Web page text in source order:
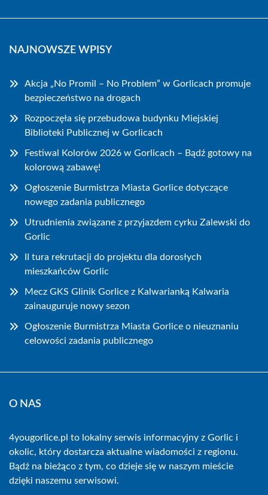
NAJNOWSZE WPISY
Akcja „No Promil – No Problem” w Gorlicach promuje
bezpieczeństwo na drogach
Rozpoczęła się przebudowa budynku Miejskiej
Biblioteki Publicznej w Gorlicach
Festiwal Kolorów 2026 w Gorlicach – Bądź gotowy na
kolorową zabawę!
Ogłoszenie Burmistrza Miasta Gorlice dotyczące
nowego zadania publicznego
Utrudnienia związane z przyjazdem cyrku Zalewski do
Gorlic
II tura rekrutacji do projektu dla dorosłych
mieszkańców Gorlic
Mecz GKS Glinik Gorlice z Kalwarianką Kalwaria
zainauguruje nowy sezon
Ogłoszenie Burmistrza Miasta Gorlice o nieuznaniu
celowości zadania publicznego
O NAS
4yougorlice.pl to lokalny serwis informacyjny z Gorlic i
okolic, który dostarcza aktualne wiadomości z regionu.
Bądź na bieżąco z tym, co dzieje się w naszym mieście
dzięki naszemu serwisowi.